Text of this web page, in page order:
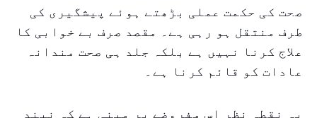
صحت کی حکمت عملی بڑھتے ہوئے پیشگیری کی
طرف منتقل ہو رہی ہے۔ مقصد صرف بے خوابی کا
علاج کرنا نہیں ہے بلکہ جلد ہی صحت مندانہ
عادات کو قائم کرنا ہے۔
یہ نقطہ نظر اس مفروضے پر مبنی ہے کہ نیند